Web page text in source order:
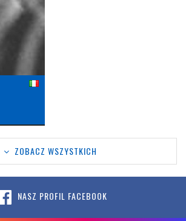
ZOBACZ WSZYSTKICH
NASZ PROFIL FACEBOOK